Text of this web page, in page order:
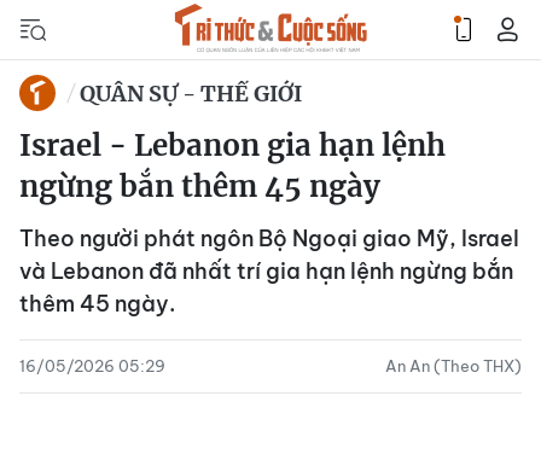
QUÂN SỰ - THẾ GIỚI
Israel - Lebanon gia hạn lệnh
ngừng bắn thêm 45 ngày
Theo người phát ngôn Bộ Ngoại giao Mỹ, Israel
và Lebanon đã nhất trí gia hạn lệnh ngừng bắn
thêm 45 ngày.
16/05/2026 05:29 An An (Theo THX)